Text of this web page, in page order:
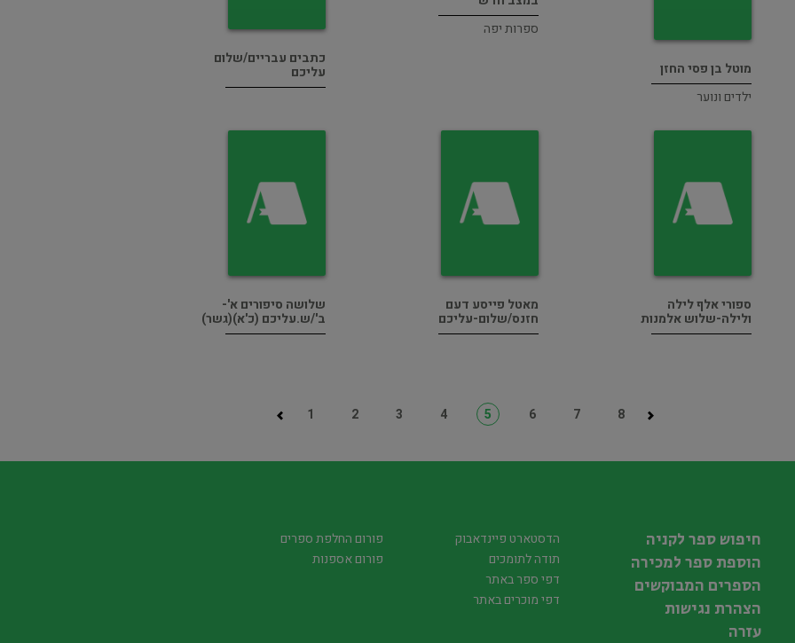
מוטל בן פסי החזן
ילדים ונוער
ספרות יפה
כתבים עבריים/שלום
עליכם
ספורי אלף לילה
ולילה-שלוש אלמנות
מאטל פייסע דעם
חזנס/שלום-עליכם
שלושה סיפורים א'-
ב'/ש.עליכם (כ'א)(גשר)
1 2 3 4 5 6 7 8
חיפוש ספר לקניה
הוספת ספר למכירה
הספרים המבוקשים
הצהרת נגישות
עזרה
הדסטארט פיינדאבוק
תודה לתומכים
דפי ספר באתר
דפי מוכרים באתר
פורום החלפת ספרים
פורום אספנות